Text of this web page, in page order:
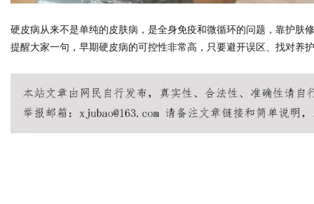
硬皮病从来不是单纯的皮肤病，是全身免疫和微循环的问题，靠护肤
提醒大家一句，早期硬皮病的可控性非常高，只要避开误区、找对养